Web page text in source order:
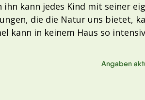
ihn kann jedes Kind mit seiner
die die Natur uns bietet,
kann in keinem Haus so
Angaben